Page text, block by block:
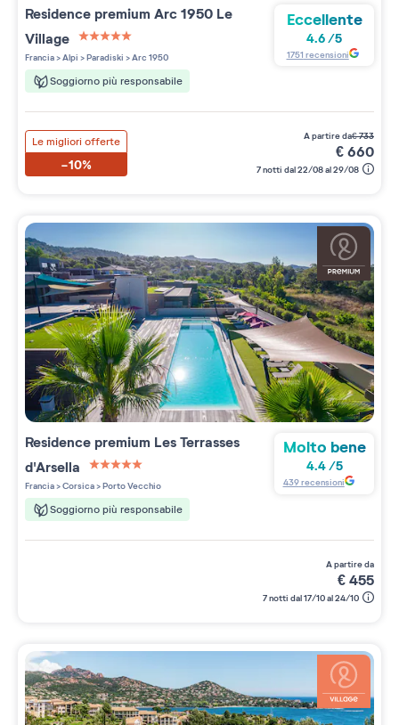
Residence premium Arc 1950 Le
Village
5 étoiles sur 5
Francia>Alpi >Paradiski >Arc 1950
Soggiorno più responsabile
Eccellente
4.6/5
1751 recensioni
Le migliori offerte
-10%
a partire da€733
€660
7 notti dal 22/08 al 29/08
Residence premium Les Terrasses
d'Arsella
5 étoiles sur 5
Francia>Corsica>Porto Vecchio
Soggiorno più responsabile
Molto bene
4.4/5
439recensioni
a partire da
€455
7 notti dal 17/10 al 24/10